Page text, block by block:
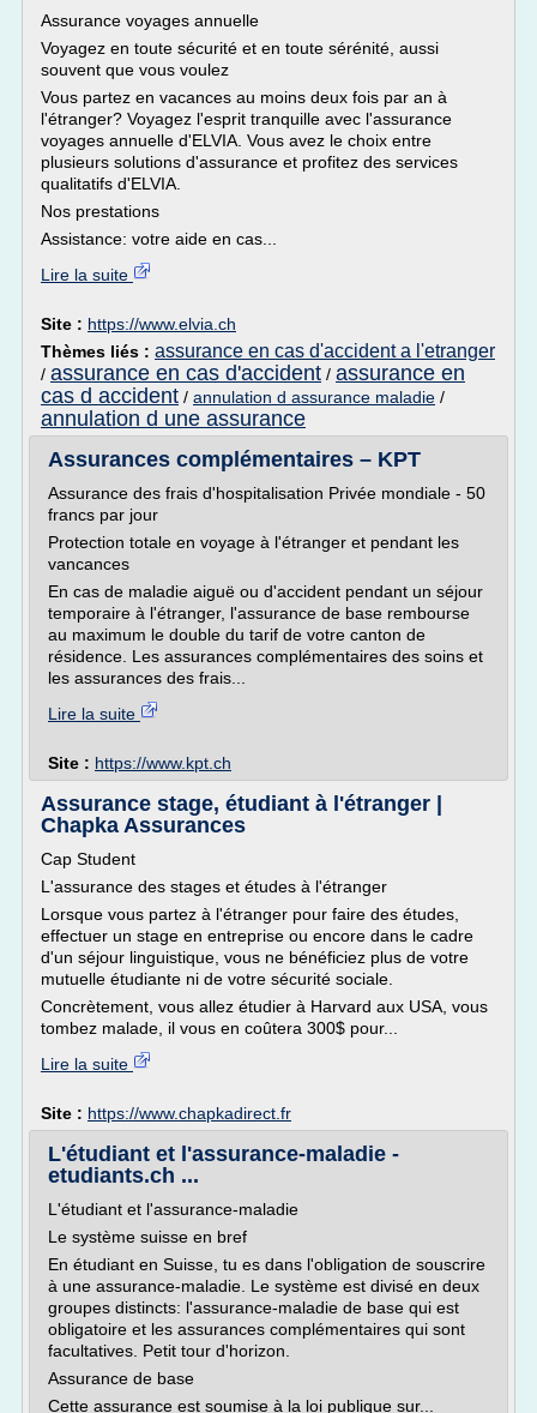
Assurance voyages annuelle
Voyagez en toute sécurité et en toute sérénité, aussi
souvent que vous voulez
Vous partez en vacances au moins deux fois par an à
l'étranger? Voyagez l'esprit tranquille avec l'assurance
voyages annuelle d'ELVIA. Vous avez le choix entre
plusieurs solutions d'assurance et profitez des services
qualitatifs d'ELVIA.
Nos prestations
Assistance: votre aide en cas...
Lire la suite
Site : https://www.elvia.ch
Thèmes liés : assurance en cas d'accident a l'etranger
/ assurance en cas d'accident / assurance en
cas d accident / annulation d assurance maladie /
annulation d une assurance
Assurances complémentaires – KPT
Assurance des frais d'hospitalisation Privée mondiale - 50
francs par jour
Protection totale en voyage à l'étranger et pendant les
vancances
En cas de maladie aiguë ou d'accident pendant un séjour
temporaire à l'étranger, l'assurance de base rembourse
au maximum le double du tarif de votre canton de
résidence. Les assurances complémentaires des soins et
les assurances des frais...
Lire la suite
Site : https://www.kpt.ch
Assurance stage, étudiant à l'étranger |
Chapka Assurances
Cap Student
L'assurance des stages et études à l'étranger
Lorsque vous partez à l'étranger pour faire des études,
effectuer un stage en entreprise ou encore dans le cadre
d'un séjour linguistique, vous ne bénéficiez plus de votre
mutuelle étudiante ni de votre sécurité sociale.
Concrètement, vous allez étudier à Harvard aux USA, vous
tombez malade, il vous en coûtera 300$ pour...
Lire la suite
Site : https://www.chapkadirect.fr
L'étudiant et l'assurance-maladie -
etudiants.ch ...
L'étudiant et l'assurance-maladie
Le système suisse en bref
En étudiant en Suisse, tu es dans l'obligation de souscrire
à une assurance-maladie. Le système est divisé en deux
groupes distincts: l'assurance-maladie de base qui est
obligatoire et les assurances complémentaires qui sont
facultatives. Petit tour d'horizon.
Assurance de base
Cette assurance est soumise à la loi publique sur...